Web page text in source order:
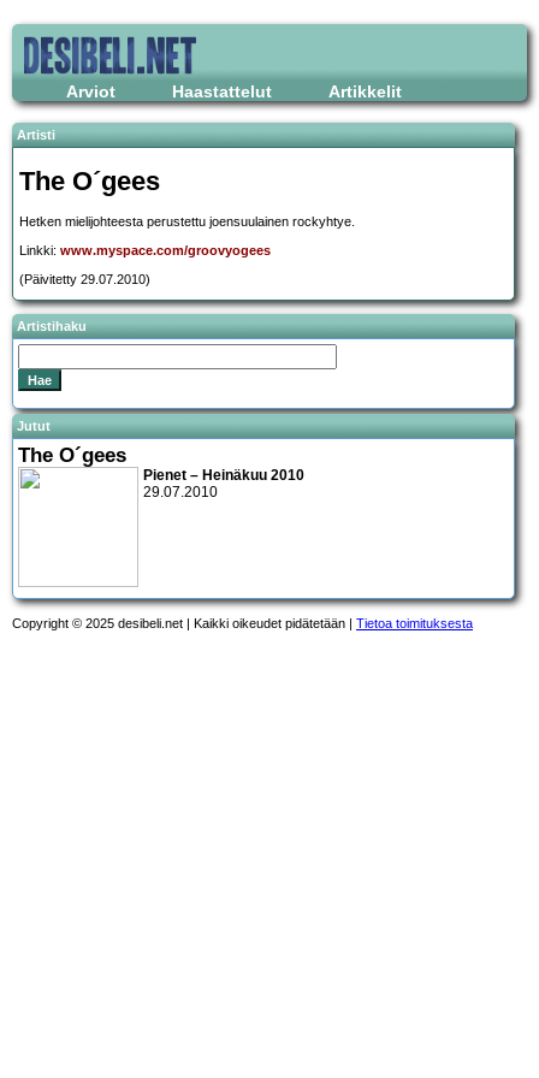
Arviot Haastattelut Artikkelit
Artisti
The O´gees
Hetken mielijohteesta perustettu joensuulainen rockyhtye.
Linkki: www.myspace.com/groovyogees
(Päivitetty 29.07.2010)
Artistihaku
Jutut
The O´gees
Pienet – Heinäkuu 2010
29.07.2010
Copyright © 2025 desibeli.net | Kaikki oikeudet pidätetään | Tietoa toimituksesta